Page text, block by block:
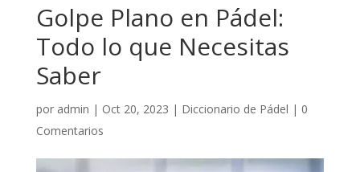
Golpe Plano en Pádel:
Todo lo que Necesitas
Saber
por admin | Oct 20, 2023 | Diccionario de Pádel | 0
Comentarios